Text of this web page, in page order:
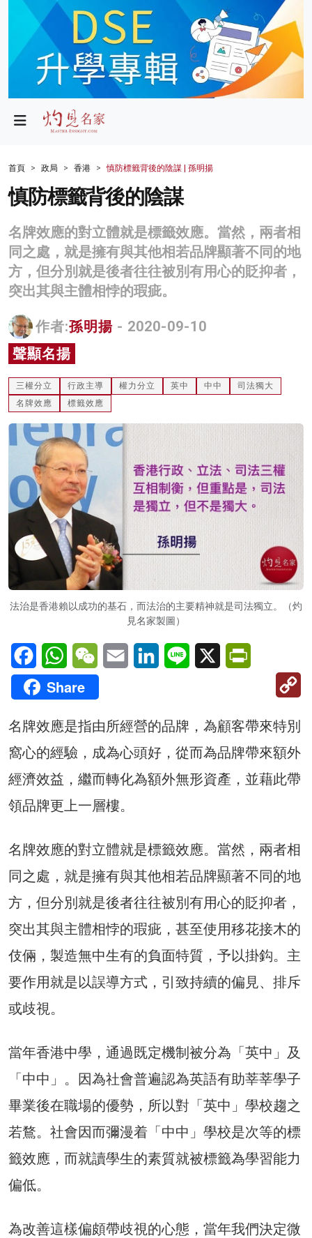
政局
財經
生活
商業
科技
名家榜
灼見活動
關於我們
首頁 政局 香港 慎防標籤背後的陰謀 | 孫明揚
慎防標籤背後的陰謀
名牌效應的對立體就是標籤效應。當然，兩者相
同之處，就是擁有與其他相若品牌顯著不同的地
方，但分別就是後者往往被別有用心的貶抑者，
突出其與主體相悖的瑕疵。
作者:孫明揚 - 2020-09-10
聲顯名揚
三權分立 行政主導 權力分立 英中 中中
司法獨大
名牌效應
標籤效應
法治是香港賴以成功的基石，而法治的主要精神就是司法獨立。（灼
見名家製圖）
FacebookWhatsAppWeChatEmail LinkedInLine X
Share
名牌效應是指由所經營的品牌，為顧客帶來特別
窩心的經驗，成為心頭好，從而為品牌帶來額外
經濟效益，繼而轉化為額外無形資產，並藉此帶
領品牌更上一層樓。
名牌效應的對立體就是標籤效應。當然，兩者相
同之處，就是擁有與其他相若品牌顯著不同的地
方，但分別就是後者往往被別有用心的貶抑者，
突出其與主體相悖的瑕疵，甚至使用移花接木的
伎倆，製造無中生有的負面特質，予以掛鈎。主
要作用就是以誤導方式，引致持續的偏見、排斥
或歧視。
當年香港中學，通過既定機制被分為「英中」及
「中中」。因為社會普遍認為英語有助莘莘學子
畢業後在職場的優勢，所以對「英中」學校趨之
若鶩。社會因而彌漫着「中中」學校是次等的標
籤效應，而就讀學生的素質就被標籤為學習能力
偏低。
為改善這樣偏頗帶歧視的心態，當年我們決定微